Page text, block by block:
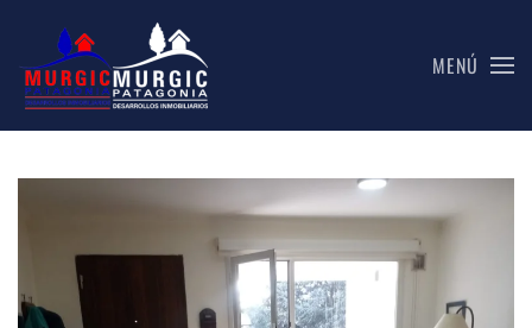
Skip to main content MENÚ